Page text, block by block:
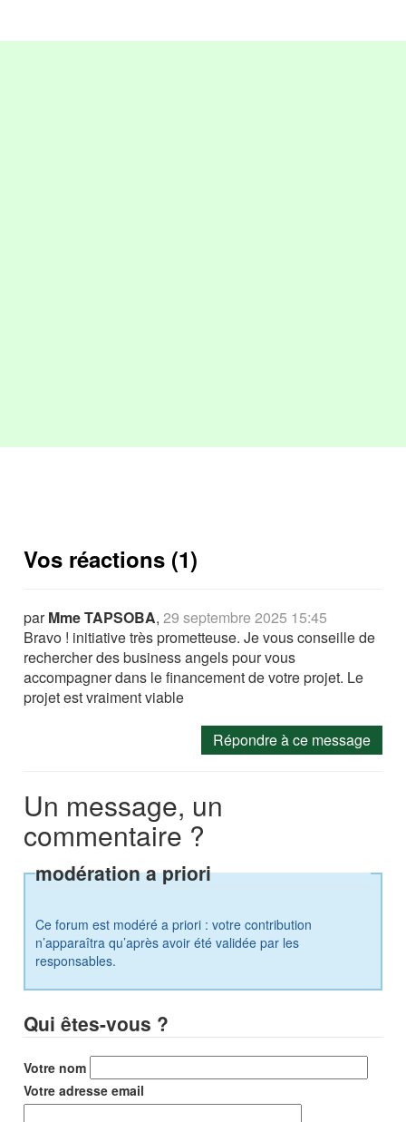
Vos réactions (1)
parMme TAPSOBA,29 septembre 2025 15:45
Bravo ! initiative très prometteuse. Je vous conseille de
rechercher des business angels pour vous
accompagner dans le financement de votre projet. Le
projet est vraiment viable
Répondre à ce message
Un message, un
commentaire ?
modération a priori
Ce forum est modéré a priori : votre contribution
n’apparaîtra qu’après avoir été validée par les
responsables.
Qui êtes-vous ?
Votre nom
Votre adresse email